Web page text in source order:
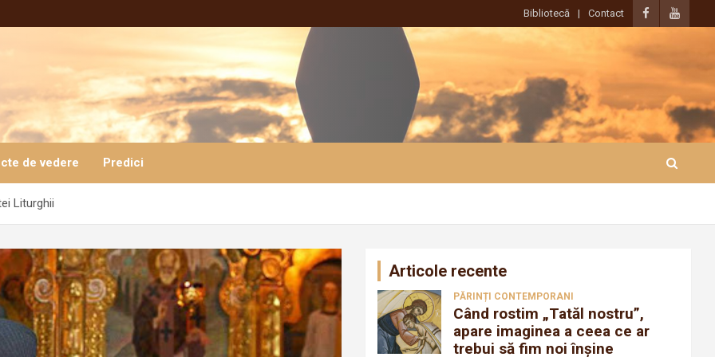
Bibliotecă Contact
de vedere Predici
Liturghii
Articole recente
PĂRINȚI CONTEMPORANI
Când rostim „Tatăl nostru”,
apare imaginea a ceea ce ar
trebui să fim noi înșine